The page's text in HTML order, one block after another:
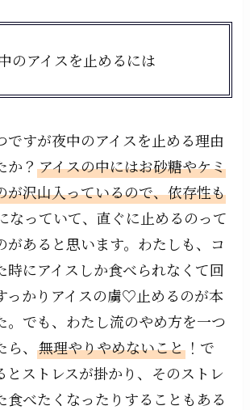
のアイスを止めるには
ですが夜中のアイスを止める理由
か？アイスの中にはお砂糖やケミ
が沢山入っているので、依存性も
なっていて、直ぐに止めるのって
があると思います。わたしも、コ
時にアイスしか食べられなくて回
っかりアイスの虜♡止めるのが本
。でも、わたし流のやめ方を一つ
ら、無理やりやめないこと ！で
とストレスが掛かり、そのストレ
食べたくなったりすることもある